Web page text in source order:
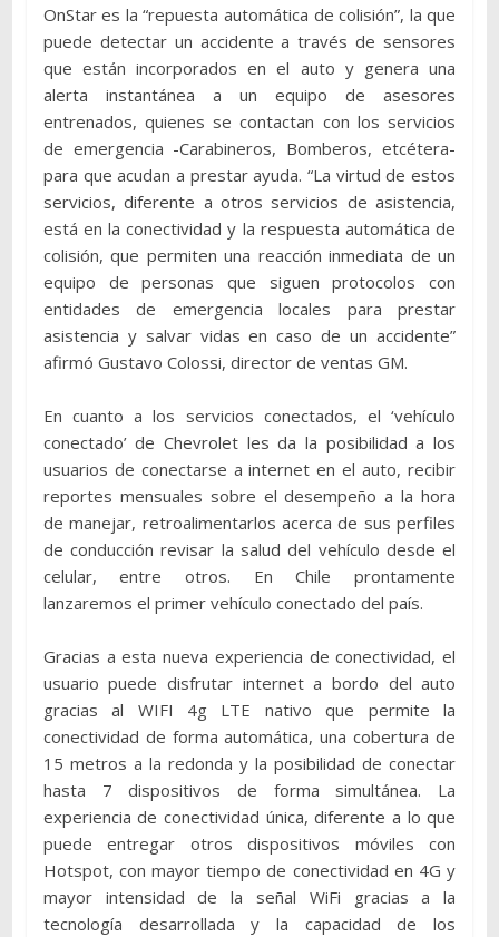
OnStar es la “repuesta automática de colisión”, la que
puede detectar un accidente a través de sensores
que están incorporados en el auto y genera una
alerta instantánea a un equipo de asesores
entrenados, quienes se contactan con los servicios
de emergencia -Carabineros, Bomberos, etcétera-
para que acudan a prestar ayuda. “La virtud de estos
servicios, diferente a otros servicios de asistencia,
está en la conectividad y la respuesta automática de
colisión, que permiten una reacción inmediata de un
equipo de personas que siguen protocolos con
entidades de emergencia locales para prestar
asistencia y salvar vidas en caso de un accidente”
afirmó Gustavo Colossi, director de ventas GM.
En cuanto a los servicios conectados, el ‘vehículo
conectado’ de Chevrolet les da la posibilidad a los
usuarios de conectarse a internet en el auto, recibir
reportes mensuales sobre el desempeño a la hora
de manejar, retroalimentarlos acerca de sus perfiles
de conducción revisar la salud del vehículo desde el
celular, entre otros. En Chile prontamente
lanzaremos el primer vehículo conectado del país.
Gracias a esta nueva experiencia de conectividad, el
usuario puede disfrutar internet a bordo del auto
gracias al WIFI 4g LTE nativo que permite la
conectividad de forma automática, una cobertura de
15 metros a la redonda y la posibilidad de conectar
hasta 7 dispositivos de forma simultánea. La
experiencia de conectividad única, diferente a lo que
puede entregar otros dispositivos móviles con
Hotspot, con mayor tiempo de conectividad en 4G y
mayor intensidad de la señal WiFi gracias a la
tecnología desarrollada y la capacidad de los